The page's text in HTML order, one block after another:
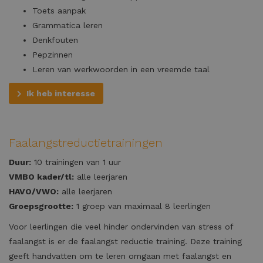
Toets aanpak
Grammatica leren
Denkfouten
Pepzinnen
Leren van werkwoorden in een vreemde taal
Ik heb interesse
Faalangstreductietrainingen
Duur: 10 trainingen van 1 uur
VMBO kader/tl: alle leerjaren
HAVO/VWO: alle leerjaren
Groepsgrootte: 1 groep van maximaal 8 leerlingen
Voor leerlingen die veel hinder ondervinden van stress of
faalangst is er de faalangst reductie training. Deze training
geeft handvatten om te leren omgaan met faalangst en